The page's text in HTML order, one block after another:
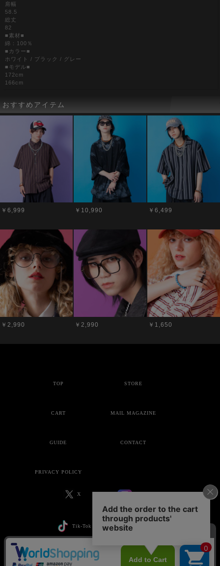
肩幅
58.5
総丈
82
■素材■
綿：100％
■カラー■
ホワイト / ブラック / グレー
■モデル■
172cm
166cm
おすすめアイテム
￥6,999 ￥10,990 ￥6,499
￥2,990 ￥2,990 ￥1,650
TOP STORE
CART MAIL MAGAZINE
GUIDE CONTACT
PRIVACY POLICY
X
Tik-Tok